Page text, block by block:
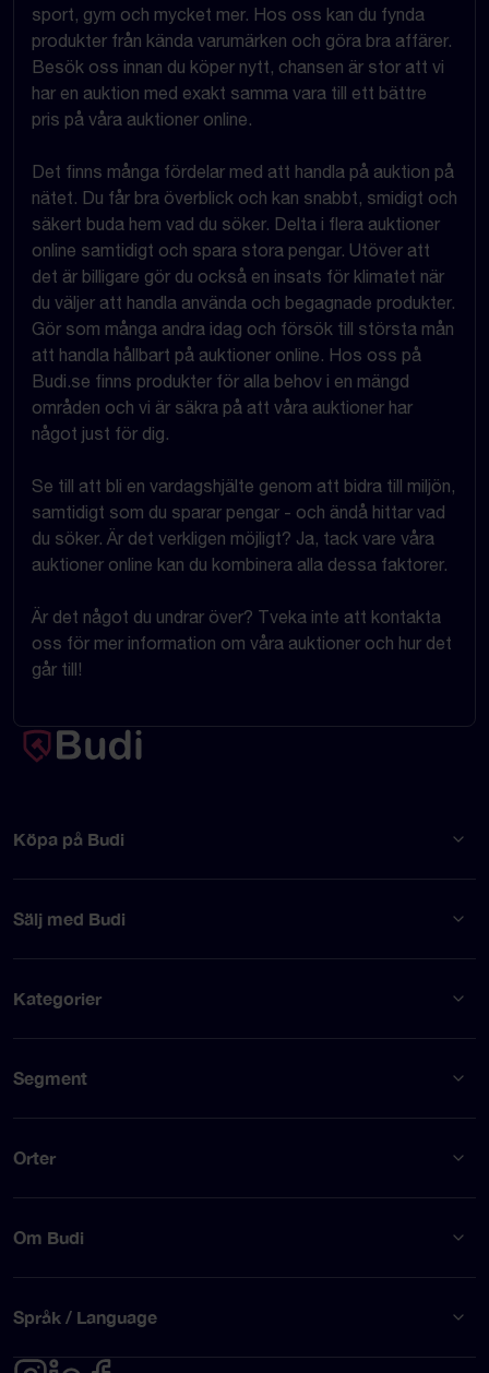
sport, gym och mycket mer. Hos oss kan du fynda
produkter från kända varumärken och göra bra affärer.
Besök oss innan du köper nytt, chansen är stor att vi
har en auktion med exakt samma vara till ett bättre
pris på våra auktioner online.
Det finns många fördelar med att handla på auktion på
nätet. Du får bra överblick och kan snabbt, smidigt och
säkert buda hem vad du söker. Delta i flera auktioner
online samtidigt och spara stora pengar. Utöver att
det är billigare gör du också en insats för klimatet när
du väljer att handla använda och begagnade produkter.
Gör som många andra idag och försök till största mån
att handla hållbart på auktioner online. Hos oss på
Budi.se finns produkter för alla behov i en mängd
områden och vi är säkra på att våra auktioner har
något just för dig.
Se till att bli en vardagshjälte genom att bidra till miljön,
samtidigt som du sparar pengar - och ändå hittar vad
du söker. Är det verkligen möjligt? Ja, tack vare våra
auktioner online kan du kombinera alla dessa faktorer.
Är det något du undrar över? Tveka inte att kontakta
oss för mer information om våra auktioner och hur det
går till!
Köpa på Budi
Sälj med Budi
Kategorier
Segment
Orter
Om Budi
Språk / Language